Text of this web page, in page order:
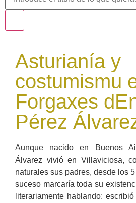
Asturianía y
costumismu
Forgaxes
Pérez
Aunque nacido en Buenos
Álvarez vivió en Villaviciosa,
naturales sus padres, desde los
suceso marcaría toda su
literariamente hablando: